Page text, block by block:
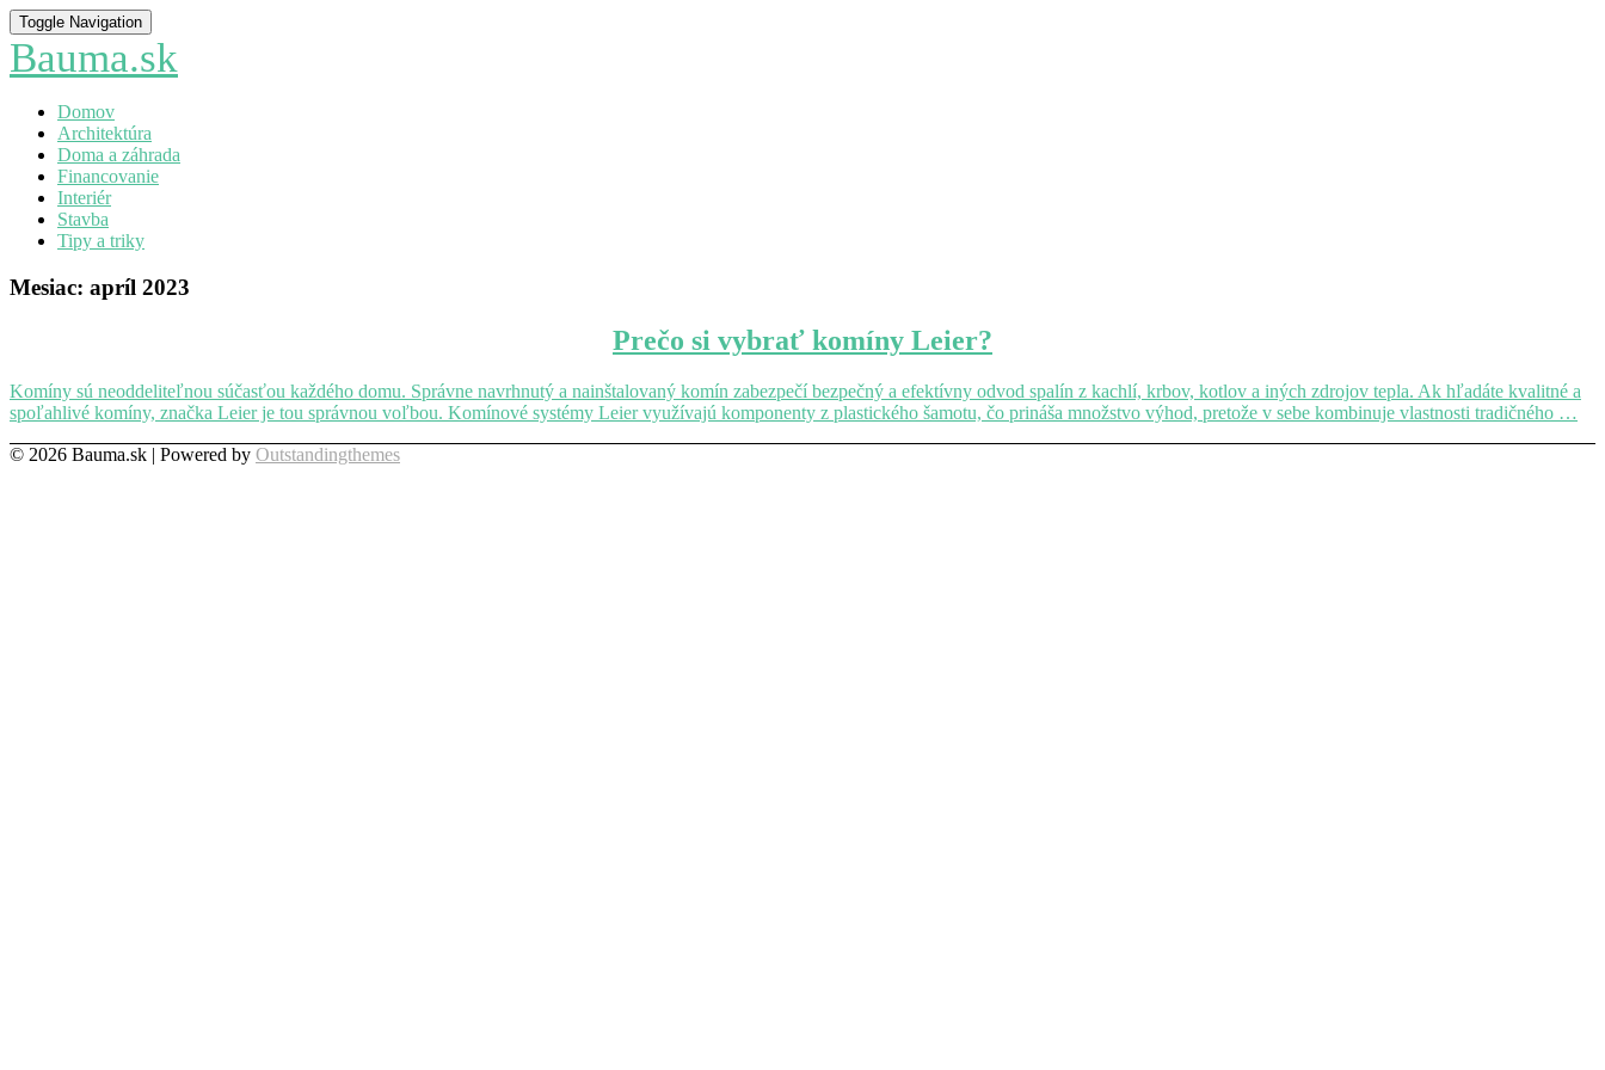
Toggle Navigation
Bauma.sk
Domov
Architektúra
Doma a záhrada
Financovanie
Interiér
Stavba
Tipy a triky
Mesiac: apríl 2023
komíny
Leier?
Prečo si vybrať komíny Leier?
Komíny sú neoddeliteľnou súčasťou každého domu. Správne navrhnutý a nainštalovaný komín zabezpečí bezpečný a efektívny odvod spalín z kachlí, krbov, kotlov a iných zdrojov tepla. Ak hľadáte kvalitné a
spoľahlivé komíny, značka Leier je tou správnou voľbou. Komínové systémy Leier využívajú komponenty z plastického šamotu, čo prináša množstvo výhod, pretože v sebe kombinuje vlastnosti tradičného …
© 2026 Bauma.sk | Powered by Outstandingthemes